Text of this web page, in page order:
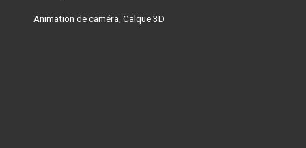
Animation de caméra, Calque 3D